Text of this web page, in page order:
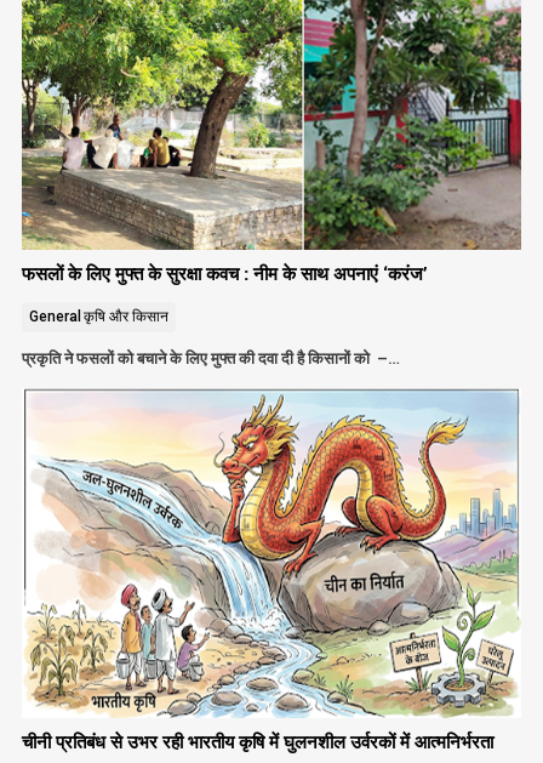
फसलों के लिए मुफ्त के सुरक्षा कवच : नीम के साथ अपनाएं ‘करंज’
General कृषि और किसान
प्रकृति ने फसलों को बचाने के लिए मुफ्त की दवा दी है किसानों को –…
चीनी प्रतिबंध से उभर रही भारतीय कृषि में घुलनशील उर्वरकों में आत्मनिर्भरता